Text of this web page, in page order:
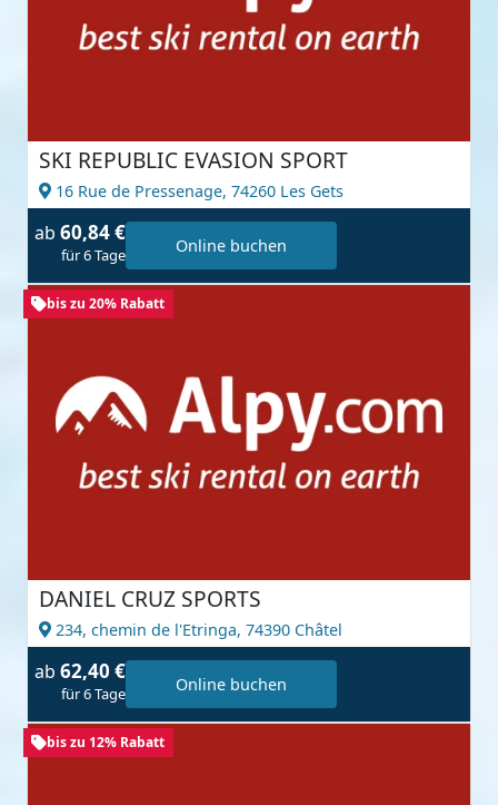
SKI REPUBLIC EVASION SPORT
16 Rue de Pressenage, 74260 Les Gets
ab 60,84 €
für 6 Tage Online buchen
bis zu 20% Rabatt
DANIEL CRUZ SPORTS
234, chemin de l'Etringa, 74390 Châtel
ab 62,40 €
für 6 Tage Online buchen
bis zu 12% Rabatt